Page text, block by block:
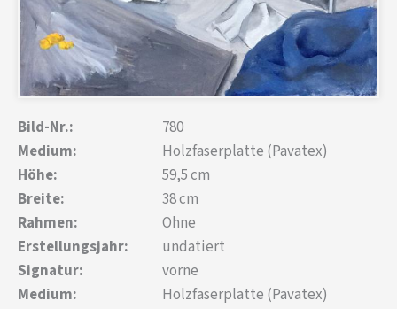
Bild-Nr.:
780
Medium:
Holzfaserplatte (Pavatex)
Höhe:
59,5 cm
Breite:
38 cm
Rahmen:
Ohne
Erstellungsjahr:
undatiert
Signatur:
vorne
Medium:
Holzfaserplatte (Pavatex)